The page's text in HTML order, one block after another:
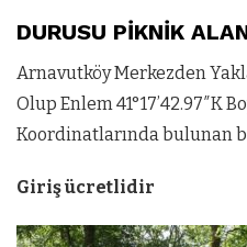
DURUSU PİKNİK
Arnavutköy Merkezden
Olup Enlem 41°17’42.97″K
Koordinatlarında bulunan
Giriş ücretlidir